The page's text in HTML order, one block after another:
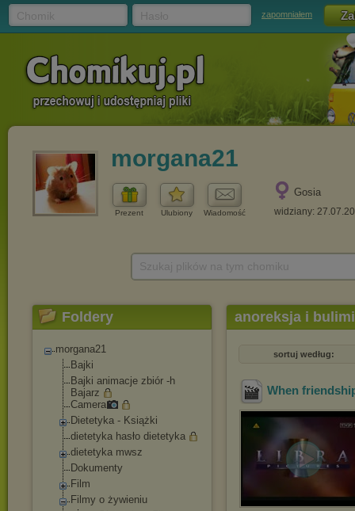
zapomniałem
morgana21
Prezent Ulubiony Wiadomość
Gosia
widziany:
Foldery
morgana21
Bajki
Bajki animacje zbiór -h
Bajarz
Camera
Dietetyka - Książki
dietetyka hasło dietetyka
dietetyka mwsz
Dokumenty
Film
Filmy o żywieniu
anoreksja i
sortuj według:
When